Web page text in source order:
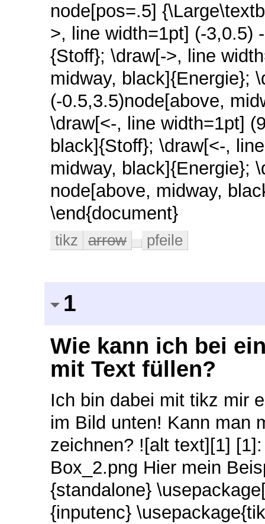
node[pos=.5]
>, line width=1pt] (-3,0.5)
{Stoff}; \draw[->, line
midway, black]{Energie};
(-0.5,3.5)node[above,
\draw[<-, line width=1pt]
black]{Stoff}; \draw[<-,
midway, black]{Energie};
node[above, midway,
\end{document}
tikz arrow pfeile
1
Wie kann ich bei
mit Text füllen?
Ich bin dabei mit tikz mir
im Bild unten! Kann man
zeichnen? ![alt text][1]
Box_2.png Hier mein
{standalone}
{inputenc}